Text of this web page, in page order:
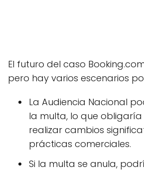
El futuro del caso
pero hay varios escenarios
La Audiencia Nacional
la multa, lo que obligaría
realizar cambios
prácticas comerciales.
Si la multa se anula,